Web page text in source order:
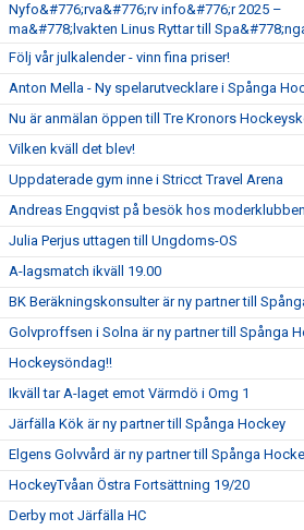
Nyfo&#776;rva&#776;rv info&#776;r 2025 –
ma&#778;lvakten Linus Ryttar till
Följ vår julkalender - vinn fina priser!
Anton Mella - Ny spelarutvecklare i Spånga
Nu är anmälan öppen till Tre Kronors
Vilken kväll det blev!
Uppdaterade gym inne i Stricct Travel Arena
Andreas Engqvist på besök hos moderklubben
Julia Perjus uttagen till Ungdoms-OS
A-lagsmatch ikväll 19.00
BK Beräkningskonsulter är ny partner till
Golvproffsen i Solna är ny partner till Spånga
Hockeysöndag!!
Ikväll tar A-laget emot Värmdö i Omg 1
Järfälla Kök är ny partner till Spånga Hockey
Elgens Golvvård är ny partner till Spånga
HockeyTvåan Östra Fortsättning 19/20
Derby mot Järfälla HC